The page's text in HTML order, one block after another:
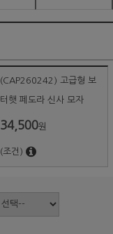
(CAP260242) 고급형 보
터햇 페도라 신사 모자
34,500원
(조건)